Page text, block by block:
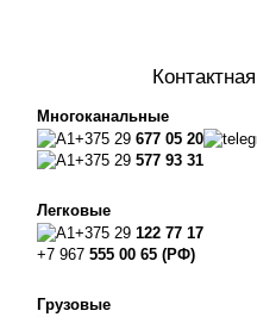
Многоканальные
+375 29 677 05 20
+375 29 577 93 31
Легковые
+375 29 122 77 17
+7 967 555 00 65 (РФ)
Грузовые